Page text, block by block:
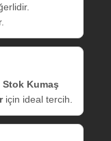
Stok Kumaş
için ideal tercih.